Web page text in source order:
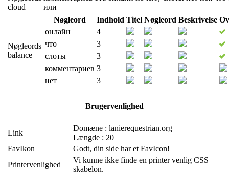
cloud
или
Nøgleords
balance
Nøgleord Indhold Titel Nøgleord Beskrivelse
онлайн
4
что
3
слоты
3
комментариев 3
нет
3
Brugervenlighed
Link
Domæne : lanierequestrian.org
Længde : 20
FavIkon
Godt, din side har et FavIcon!
Printervenlighed
Vi kunne ikke finde en printer venlig CSS
skabelon.